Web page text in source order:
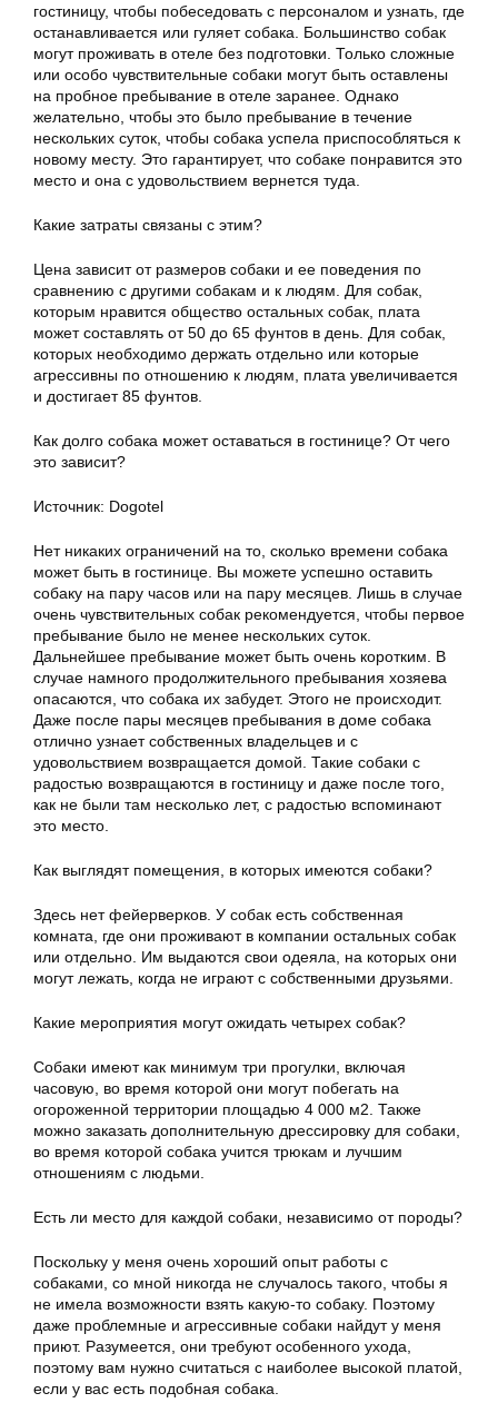
гостиницу, чтобы побеседовать с персоналом и узнать, где
останавливается или гуляет собака. Большинство собак
могут проживать в отеле без подготовки. Только сложные
или особо чувствительные собаки могут быть оставлены
на пробное пребывание в отеле заранее. Однако
желательно, чтобы это было пребывание в течение
нескольких суток, чтобы собака успела приспособляться к
новому месту. Это гарантирует, что собаке понравится это
место и она с удовольствием вернется туда.
Какие затраты связаны с этим?
Цена зависит от размеров собаки и ее поведения по
сравнению с другими собакам и к людям. Для собак,
которым нравится общество остальных собак, плата
может составлять от 50 до 65 фунтов в день. Для собак,
которых необходимо держать отдельно или которые
агрессивны по отношению к людям, плата увеличивается
и достигает 85 фунтов.
Как долго собака может оставаться в гостинице? От чего
это зависит?
Источник: Dogotel
Нет никаких ограничений на то, сколько времени собака
может быть в гостинице. Вы можете успешно оставить
собаку на пару часов или на пару месяцев. Лишь в случае
очень чувствительных собак рекомендуется, чтобы первое
пребывание было не менее нескольких суток.
Дальнейшее пребывание может быть очень коротким. В
случае намного продолжительного пребывания хозяева
опасаются, что собака их забудет. Этого не происходит.
Даже после пары месяцев пребывания в доме собака
отлично узнает собственных владельцев и с
удовольствием возвращается домой. Такие собаки с
радостью возвращаются в гостиницу и даже после того,
как не были там несколько лет, с радостью вспоминают
это место.
Как выглядят помещения, в которых имеются собаки?
Здесь нет фейерверков. У собак есть собственная
комната, где они проживают в компании остальных собак
или отдельно. Им выдаются свои одеяла, на которых они
могут лежать, когда не играют с собственными друзьями.
Какие мероприятия могут ожидать четырех собак?
Собаки имеют как минимум три прогулки, включая
часовую, во время которой они могут побегать на
огороженной территории площадью 4 000 м2. Также
можно заказать дополнительную дрессировку для собаки,
во время которой собака учится трюкам и лучшим
отношениям с людьми.
Есть ли место для каждой собаки, независимо от породы?
Поскольку у меня очень хороший опыт работы с
собаками, со мной никогда не случалось такого, чтобы я
не имела возможности взять какую-то собаку. Поэтому
даже проблемные и агрессивные собаки найдут у меня
приют. Разумеется, они требуют особенного ухода,
поэтому вам нужно считаться с наиболее высокой платой,
если у вас есть подобная собака.